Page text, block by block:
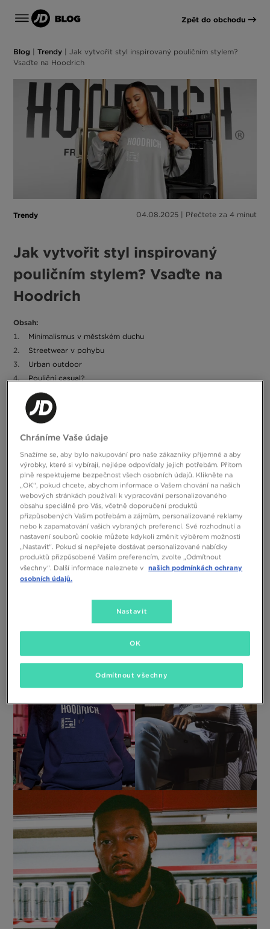
Zpět do obchodu
Blog | Trendy | Jak vytvořit styl inspirovaný pouličním stylem?
Vsaďte na Hoodrich
Trendy 04.08.2025 | Přečtete za 4 minut
Jak vytvořit styl inspirovaný
pouličním stylem? Vsaďte na
Hoodrich
Obsah:
Minimalismus v městském duchu
Streetwear v pohybu
Urban outdoor
Pouliční casual?
Máme mnoho nápadů, jak vytvořit pouliční styl. Jako inspirace nám
posloužila britská značka Hoodrich, jejíž vývoj je neoddělitelně
spjat s JD. Už jste si nabídku této značky oblíbili, nebo se s její
dravou estetikou setkáváte poprvé? Samozřejmě to není
podstatné. S naší pomocí zjistíte, jak můžete své outfity vylepšit
špetkou staré dobré street credibility.
Minimalismus v městském duchu
Móda minimalismu pokračuje, a to i ve streetstylu. Mohlo by se
zdát, že výrazný styl značky Hoodrich stojí mimo tuto estetiku, ale
není to pravda. Britské ulice také rády sahají po jednoduchosti.
Začněte sestavovat outfit se zaměřením na jednolité barvy.
Monochromatický „fit“ je nejjednodušší způsob, jak pojmout
minimalismus po svém. Při stylizaci myslete na: teplákovou
soupravu s decentním logem značky. Máte to? Hned uvidíte
potenciál kolekce Hoodrich o něco jasněji. Mikina s kapucí a
tepláky jsou klasikou, která vás však může překvapit více způsoby.
Chráníme Vaše údaje
Snažíme se, aby bylo nakupování pro naše zákazníky příjemné a aby
výrobky, které si vybírají, nejlépe odpovídaly jejich potřebám. Přitom
plně respektujeme bezpečnost všech osobních údajů. Klikněte na
„OK“, pokud chcete, abychom informace o Vašem chování na našich
webových stránkách používali k vypracování personalizovaného
obsahu speciálně pro Vás, včetně doporučení produktů
přizpůsobených Vašim potřebám a zájmům, personalizované reklamy
nebo k zapamatování vašich vybraných preferencí. Své rozhodnutí a
nastavení souborů cookie můžete kdykoli změnit výběrem možnosti
„Nastavit“. Pokud si nepřejete dostávat personalizované nabídky
produktů přizpůsobené Vašim preferencím, zvolte „Odmítnout
všechny“. Další informace naleznete v našich podmínkách ochrany
osobních údajů.
Nastavit
Odmítnout všechny
OK